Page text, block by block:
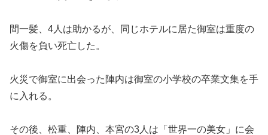
間一髪、4人は助かるが、同じホテルに居た御室は重度の
火傷を負い死亡した。
火災で御室に出会った陣内は御室の小学校の卒業文集を手
に入れる。
その後、松重、陣内、本宮の3人は「世界一の美女」に会